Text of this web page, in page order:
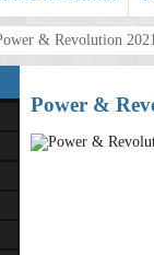
& Revolution
Power &